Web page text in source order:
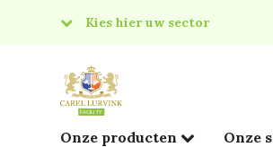
Kies hier uw sector
Food
Onze producten Onze